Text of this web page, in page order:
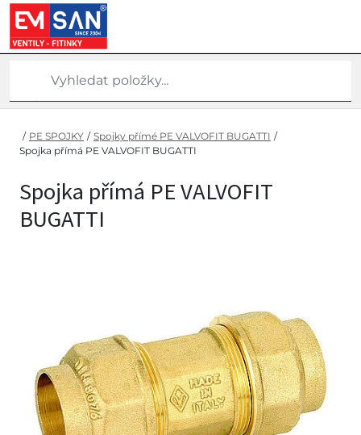
/ PE SPOJKY / Spojky přímé PE VALVOFIT BUGATTI /
Spojka přímá PE VALVOFIT BUGATTI
Spojka přímá PE VALVOFIT
BUGATTI